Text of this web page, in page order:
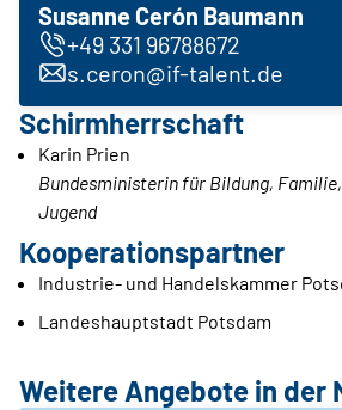
Susanne Cerón Baumann
+49 331 96788672
s.ceron@if-talent.de
Schirmherrschaft
Karin Prien
Bundesministerin für Bildung,
Jugend
Kooperationspartner
Industrie- und Handelskammer
Landeshauptstadt Potsdam
Weitere Angebote in der